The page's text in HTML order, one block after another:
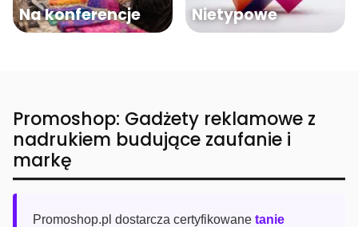
Na konferencje Nietypowe
Promoshop: Gadżety reklamowe z
nadrukiem budujące zaufanie i
markę
Promoshop.pl dostarcza certyfikowane tanie